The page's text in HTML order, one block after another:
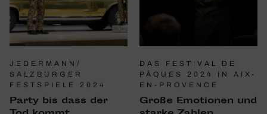
JEDERMANN/
SALZBURGER
FESTSPIELE 2024
Party bis dass der
DAS FESTIVAL DE
PÂQUES 2024 IN AIX-
EN-PROVENCE
Große Emotionen und